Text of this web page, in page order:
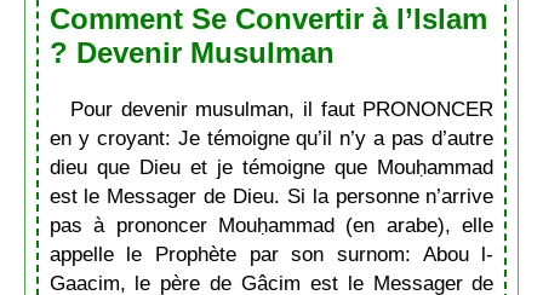
Comment Se Convertir à l’Islam
? Devenir Musulman
Pour devenir musulman, il faut PRONONCER
en y croyant: Je témoigne qu’il n’y a pas d’autre
dieu que Dieu et je témoigne que Mouḥammad
est le Messager de Dieu. Si la personne n’arrive
pas à prononcer Mouḥammad (en arabe), elle
appelle le Prophète par son surnom: Abou l-
Gaacim, le père de Gâcim est le Messager de